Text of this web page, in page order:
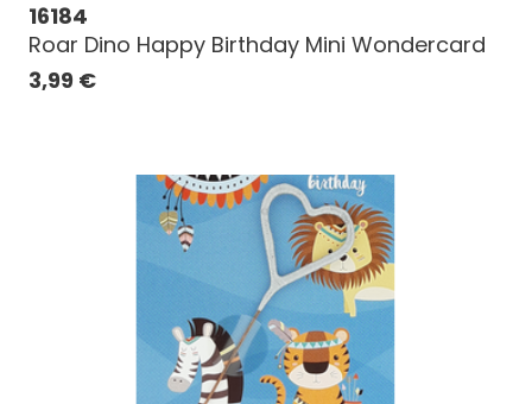
16184
Roar Dino Happy Birthday Mini Wondercard
3,99 €